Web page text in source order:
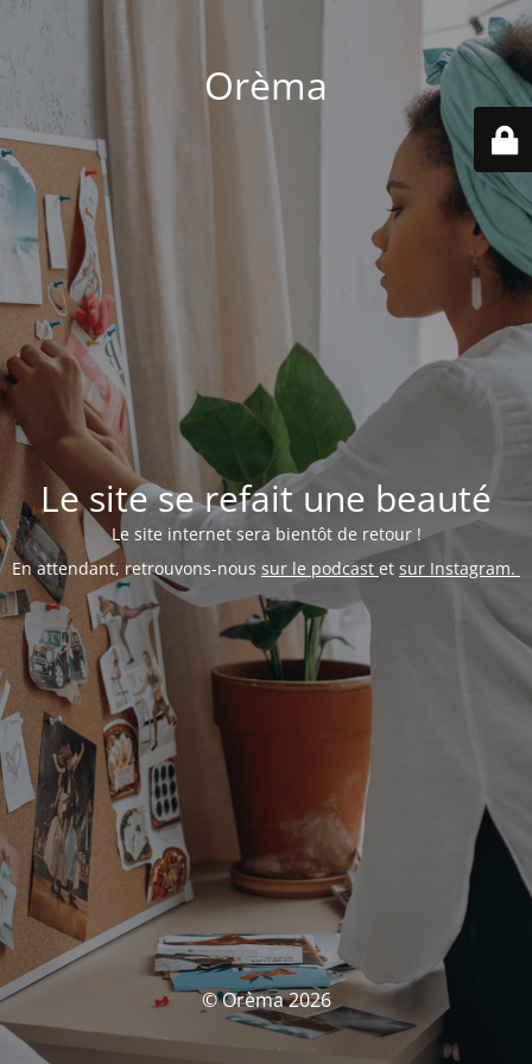
Orèma
Le site se refait une beauté
Le site internet sera bientôt de retour !
En attendant, retrouvons-nous sur le podcast et sur Instagram.
© Orèma 2026